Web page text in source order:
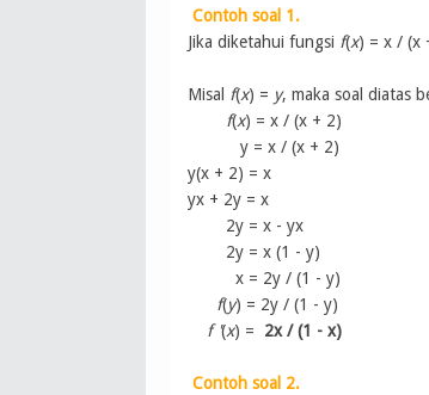
Contoh soal 1.
Jika diketahui fungsi f(x) = x / (x
Misal f(x) = y, maka soal diatas
f(x) = x / (x + 2)
y = x / (x + 2)
y(x + 2) = x
yx + 2y = x
2y = x - yx
2y = x (1 - y)
x = 2y / (1 - y)
f(y) = 2y / (1 - y)
f ' (x) = 2x / (1 - x)
Contoh soal 2.